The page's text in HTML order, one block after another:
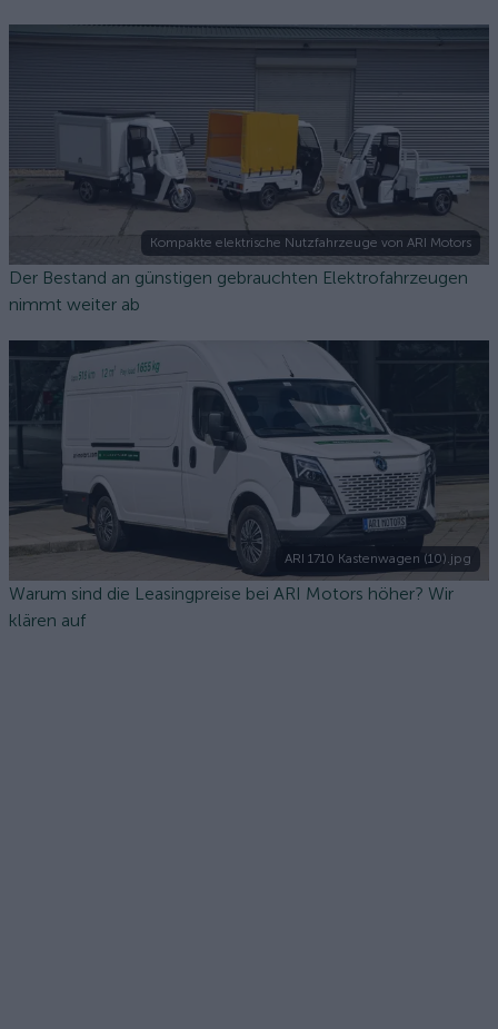
Kompakte elektrische Nutzfahrzeuge von ARI Motors
Der Bestand an günstigen gebrauchten Elektrofahrzeugen
nimmt weiter ab
ARI 1710 Kastenwagen (10).jpg
Warum sind die Leasingpreise bei ARI Motors höher? Wir
klären auf